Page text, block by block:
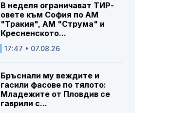
В неделя ограничават ТИР-
овете към София по АМ
"Тракия", АМ "Струма" и
Кресненското...
17:47 • 07.08.26
Бръснали му веждите и
гасили фасове по тялото:
Младежите от Пловдив се
гаврили с...